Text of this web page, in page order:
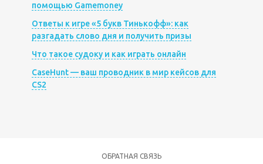
помощью Gamemoney
Ответы к игре «5 букв Тинькофф»: как
разгадать слово дня и получить призы
Что такое судоку и как играть онлайн
CaseHunt — ваш проводник в мир кейсов для
CS2
ОБРАТНАЯ СВЯЗЬ